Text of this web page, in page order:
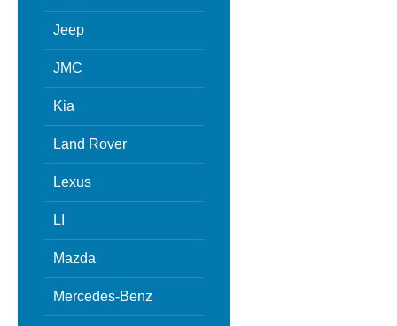
Jeep
JMC
Kia
Land Rover
Lexus
LI
Mazda
Mercedes-Benz